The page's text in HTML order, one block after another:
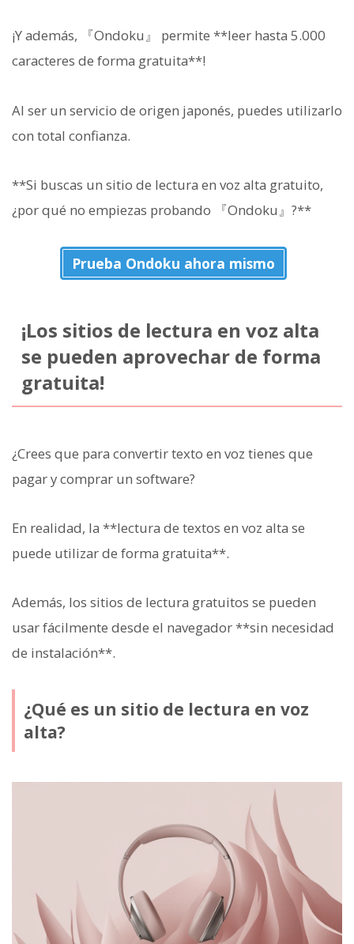
¡Y además, 『Ondoku』 permite **leer hasta 5.000
caracteres de forma gratuita**!
Al ser un servicio de origen japonés, puedes utilizarlo
con total confianza.
**Si buscas un sitio de lectura en voz alta gratuito,
¿por qué no empiezas probando 『Ondoku』?**
Prueba Ondoku ahora mismo
¡Los sitios de lectura en voz alta
se pueden aprovechar de forma
gratuita!
¿Crees que para convertir texto en voz tienes que
pagar y comprar un software?
En realidad, la **lectura de textos en voz alta se
puede utilizar de forma gratuita**.
Además, los sitios de lectura gratuitos se pueden
usar fácilmente desde el navegador **sin necesidad
de instalación**.
¿Qué es un sitio de lectura en voz
alta?